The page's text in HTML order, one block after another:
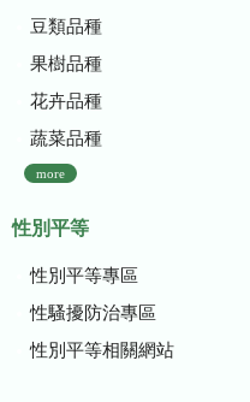
豆類品種
果樹品種
花卉品種
蔬菜品種
more
性別平等
性別平等專區
性騷擾防治專區
性別平等相關網站